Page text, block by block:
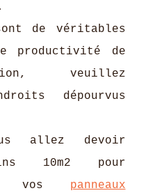
de véritables
productivité de
veuillez
dépourvus
allez devoir
10m2 pour
vos panneaux